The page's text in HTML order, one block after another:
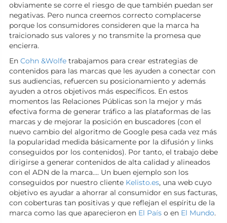
obviamente se corre el riesgo de que también puedan ser
negativas. Pero nunca creemos correcto complacerse
porque los consumidores consideren que la marca ha
traicionado sus valores y no transmite la promesa que
encierra.
En Cohn &Wolfe trabajamos para crear estrategias de
contenidos para las marcas que les ayuden a conectar con
sus audiencias, refuercen su posicionamiento y además
ayuden a otros objetivos más específicos. En estos
momentos las Relaciones Públicas son la mejor y más
efectiva forma de generar tráfico a las plataformas de las
marcas y de mejorar la posición en buscadores (con el
nuevo cambio del algoritmo de Google pesa cada vez más
la popularidad medida básicamente por la difusión y links
conseguidos por los contenidos). Por tanto, el trabajo debe
dirigirse a generar contenidos de alta calidad y alineados
con el ADN de la marca…. Un buen ejemplo son los
conseguidos por nuestro cliente Kelisto.es, una web cuyo
objetivo es ayudar a ahorrar al consumidor en sus facturas,
con coberturas tan positivas y que reflejan el espíritu de la
marca como las que aparecieron en El País o en El Mundo.